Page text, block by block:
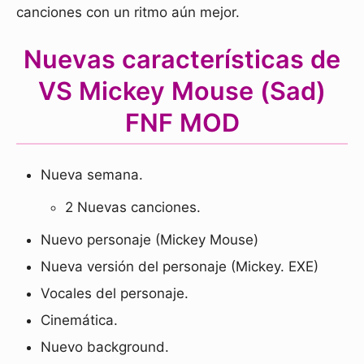
canciones con un ritmo aún mejor.
Nuevas características de
VS Mickey Mouse (Sad)
FNF MOD
Nueva semana.
2 Nuevas canciones.
Nuevo personaje (Mickey Mouse)
Nueva versión del personaje (Mickey. EXE)
Vocales del personaje.
Cinemática.
Nuevo background.